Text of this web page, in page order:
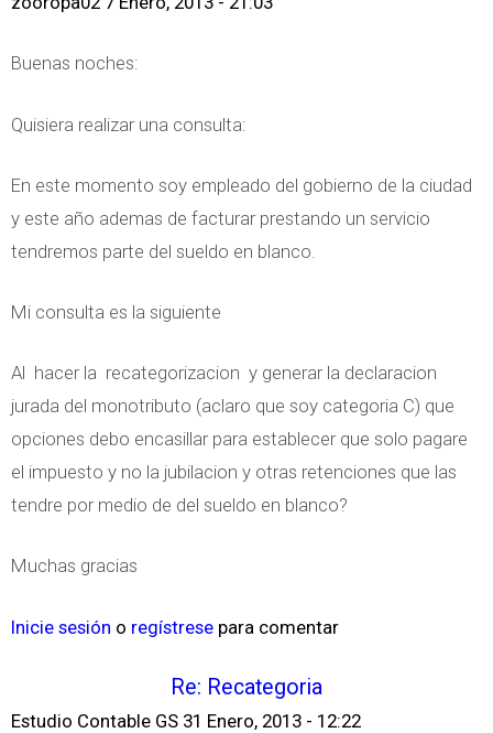
Buenas noches:
Quisiera realizar una consulta:
En este momento soy empleado del gobierno de la ciudad
y este año ademas de facturar prestando un servicio
tendremos parte del sueldo en blanco.
Mi consulta es la siguiente
Al hacer la recategorizacion y generar la declaracion
jurada del monotributo (aclaro que soy categoria C) que
opciones debo encasillar para establecer que solo pagare
el impuesto y no la jubilacion y otras retenciones que las
tendre por medio de del sueldo en blanco?
Muchas gracias
Inicie sesión o regístrese para comentar
Re: Recategoria
Estudio Contable GS 31 Enero, 2013 - 12:22